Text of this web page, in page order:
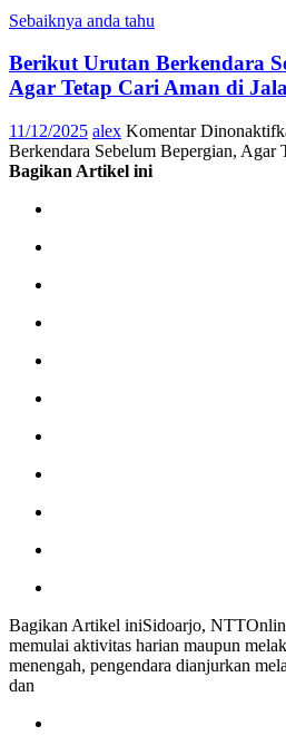
Sebaiknya anda tahu
Berikut Urutan Berkendara
Agar Tetap Cari Aman di
11/12/2025 alex Komentar
Berkendara Sebelum Bepergian, Agar
Bagikan Artikel ini
Bagikan Artikel iniSidoarjo,
memulai aktivitas harian maupun
menengah, pengendara dianjurkan
dan